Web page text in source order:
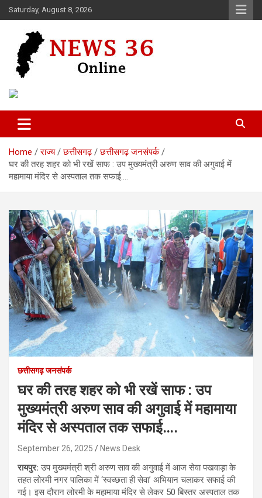
Skip
to
Saturday, August 8, 2026
News 36
Home राज्य छत्तीसगढ़
छत्तीसगढ़ जनसंपर्क
घर की तरह शहर को भी रखें साफ : उप मुख्यमंत्री अरुण साव की अगुवाई में
महामाया मंदिर से अस्पताल तक सफाई….
छत्तीसगढ़ जनसंपर्क
घर की तरह शहर को भी रखें साफ : उप
मुख्यमंत्री अरुण साव की अगुवाई में महामाया
मंदिर से अस्पताल तक सफाई….
September 26, 2025 News Desk
रायपुर:उप मुख्यमंत्री श्री अरुण साव की अगुवाई में आज सेवा पखवाड़ा के
तहत लोरमी नगर पालिका में ‘स्वच्छता ही सेवा’ अभियान चलाकर सफाई की
गई। इस दौरान लोरमी के महामाया मंदिर से लेकर 50 बिस्तर अस्पताल तक